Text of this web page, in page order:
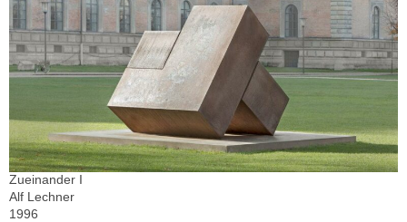
Zueinander I
Alf Lechner
1996